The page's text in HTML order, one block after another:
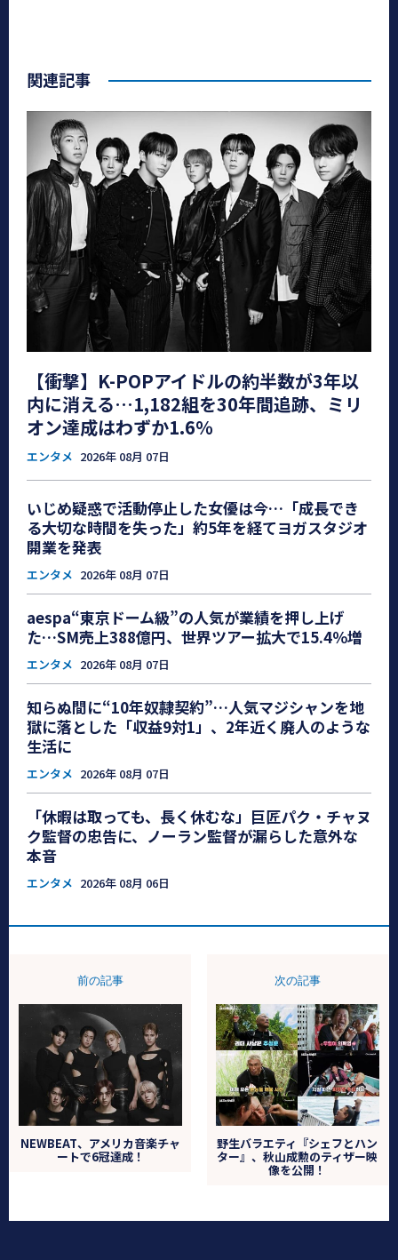
関連記事
【衝撃】K-POPアイドルの約半数が3年以
内に消える…1,182組を30年間追跡、ミリ
オン達成はわずか1.6％
エンタメ 2026年 08月 07日
いじめ疑惑で活動停止した女優は今…「成長でき
る大切な時間を失った」約5年を経てヨガスタジオ
開業を発表
エンタメ 2026年 08月 07日
aespa“東京ドーム級”の人気が業績を押し上げ
た…SM売上388億円、世界ツアー拡大で15.4％増
エンタメ 2026年 08月 07日
知らぬ間に“10年奴隷契約”…人気マジシャンを地
獄に落とした「収益9対1」、2年近く廃人のような
生活に
エンタメ 2026年 08月 07日
「休暇は取っても、長く休むな」巨匠パク・チャヌ
ク監督の忠告に、ノーラン監督が漏らした意外な
本音
エンタメ 2026年 08月 06日
前の記事
NEWBEAT、アメリカ音楽チャ
ートで6冠達成！
次の記事
野生バラエティ『シェフとハン
ター』、秋山成勲のティザー映
像を公開！